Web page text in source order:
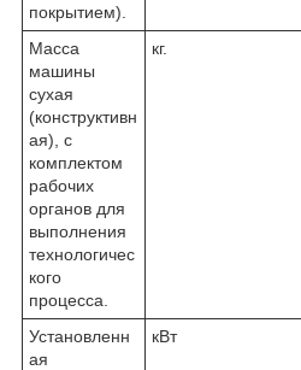
покрытием).
Масса
машины
сухая
(конструктивн
ая), с
комплектом
рабочих
органов для
выполнения
технологичес
кого
процесса.
кг.
Установленн
ая
кВт